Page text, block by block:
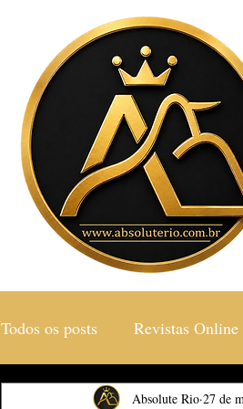
Todos os posts Revistas Online
Gastronomia & Turismo
Absolute Rio 27 de